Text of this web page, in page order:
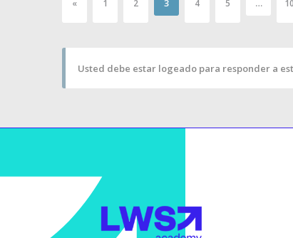
« 1 2 3 4 5 … 10
Usted debe estar logeado para responder a